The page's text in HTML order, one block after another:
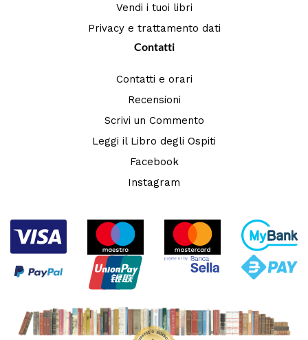
Vendi i tuoi libri
Privacy e trattamento dati
Contatti
Contatti e orari
Recensioni
Scrivi un Commento
Leggi il Libro degli Ospiti
Facebook
Instagram